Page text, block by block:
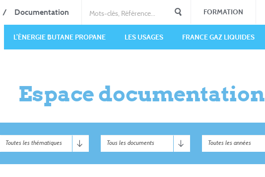
FORMATION
Documentation
L’ÉNERGIE BUTANE PROPANE LES USAGES FRANCE GAZ LIQUIDES
Espace documentation